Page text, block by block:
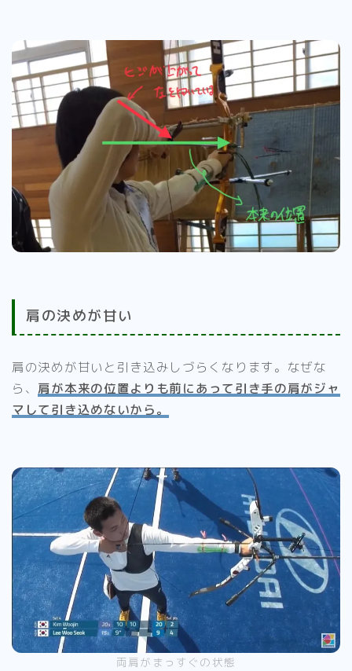
肩の決めが甘い
肩の決めが甘いと引き込みしづらくなります。なぜな
ら、肩が本来の位置よりも前にあって引き手の肩がジャ
マして引き込めないから。
両肩がまっすぐの状態